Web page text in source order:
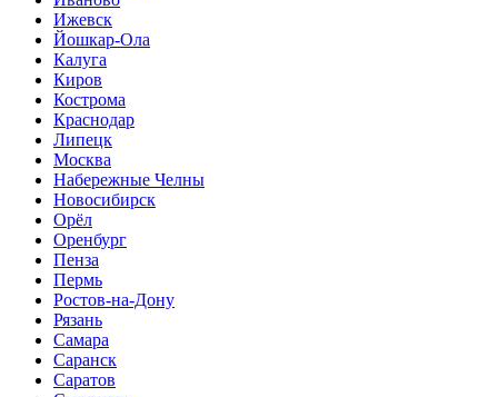
Ижевск
Йошкар-Ола
Калуга
Киров
Кострома
Краснодар
Липецк
Москва
Набережные Челны
Новосибирск
Орёл
Оренбург
Пенза
Пермь
Ростов-на-Дону
Рязань
Самара
Саранск
Саратов